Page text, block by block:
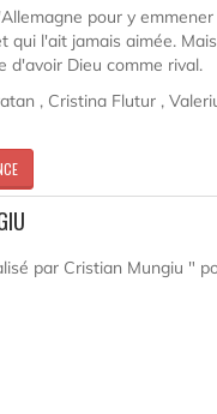
pour y
qui l'ait jamais aimée.
d'avoir Dieu comme rival.
, Cristina Flutur ,
par Cristian Mungiu "